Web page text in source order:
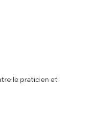
le praticien et